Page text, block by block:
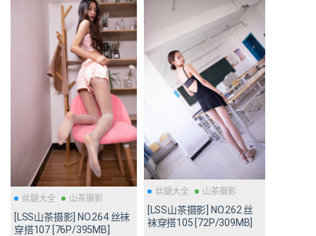
丝腿大全 山茶摄影
[LSS山茶摄影] NO.264 丝袜
穿搭107 [76P/395MB]
丝腿大全 山茶摄影
[LSS山茶摄影] NO.262 丝
袜穿搭105 [72P/309MB]